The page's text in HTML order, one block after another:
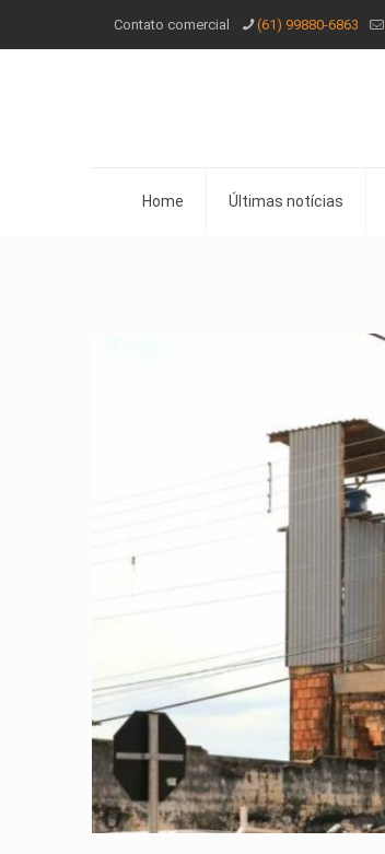
Contato comercial (61) 99880-6863
Home Últimas notícias